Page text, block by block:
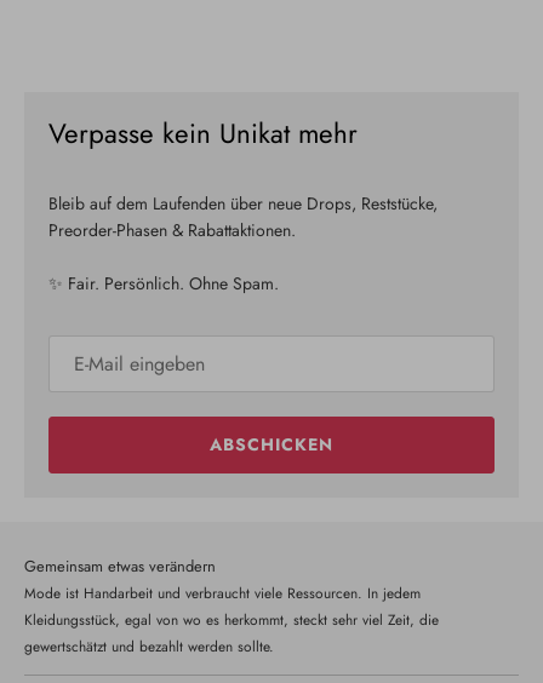
Verpasse kein Unikat mehr
Bleib auf dem Laufenden über neue Drops, Reststücke,
Preorder-Phasen & Rabattaktionen.
✨ Fair. Persönlich. Ohne Spam.
ABSCHICKEN
Gemeinsam etwas verändern
Mode ist Handarbeit und verbraucht viele Ressourcen. In jedem
Kleidungsstück, egal von wo es herkommt, steckt sehr viel Zeit, die
gewertschätzt und bezahlt werden sollte.